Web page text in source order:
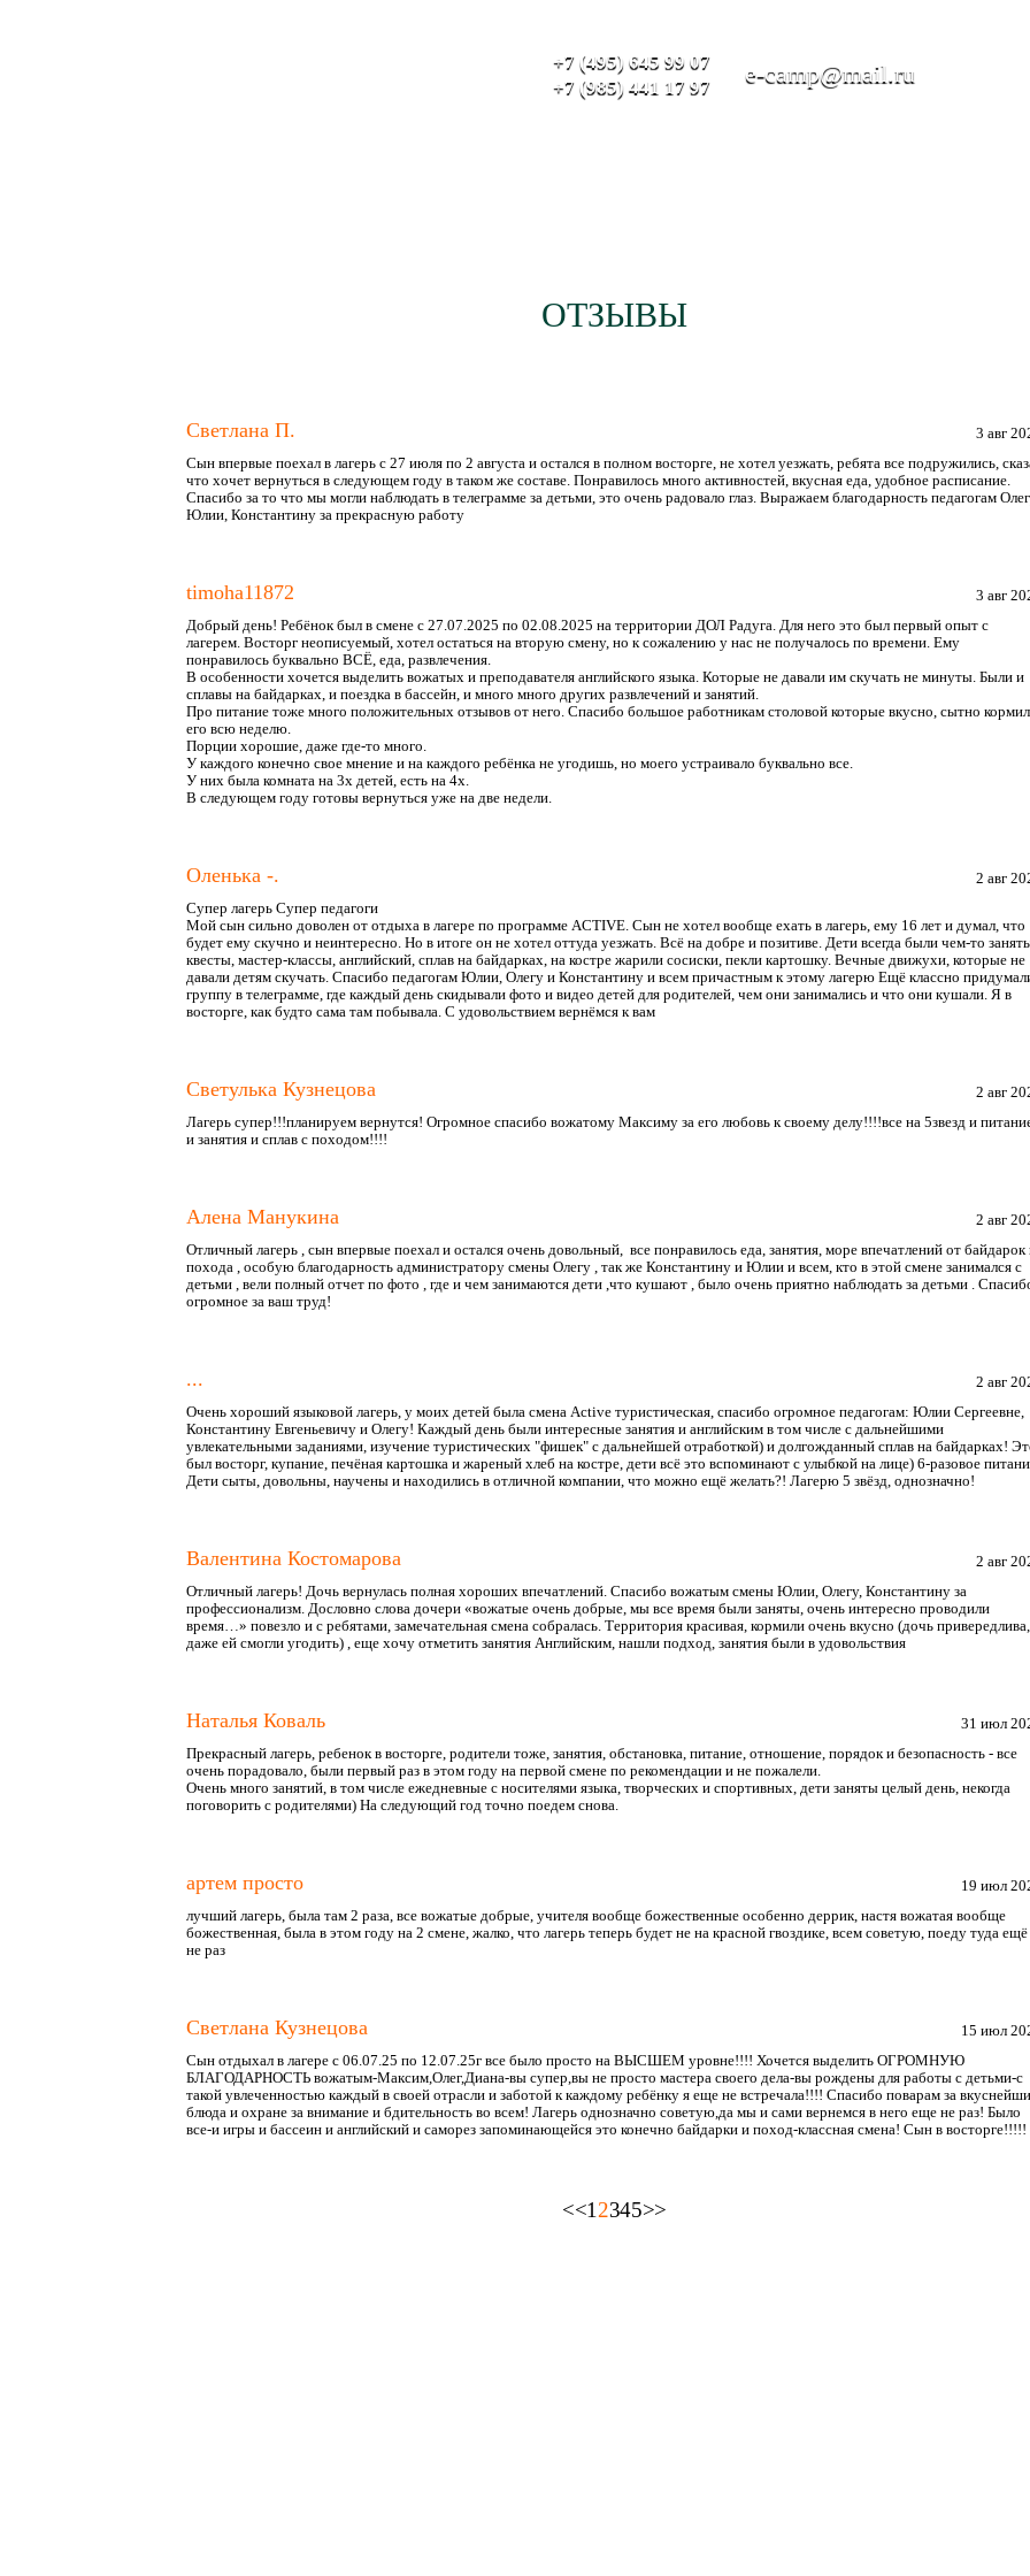
+7 (495) 645 99 07
+7 (985) 441 17 97
e-camp@mail.ru
ОТЗЫВЫ
3 авг
Светлана П.
Сын впервые поехал в лагерь с 27 июля по 2 августа и остался в полном восторге, не хотел уезжать, ребята все подружились,
что хочет вернуться в следующем году в таком же составе. Понравилось много активностей, вкусная еда, удобное расписание.
Спасибо за то что мы могли наблюдать в телеграмме за детьми, это очень радовало глаз. Выражаем благодарность педагогам
Юлии, Константину за прекрасную работу
3 авг
timoha11872
Добрый день! Ребёнок был в смене с 27.07.2025 по 02.08.2025 на территории ДОЛ Радуга. Для него это был первый опыт с
лагерем. Восторг неописуемый, хотел остаться на вторую смену, но к сожалению у нас не получалось по времени. Ему
понравилось буквально ВСЁ, еда, развлечения.
В особенности хочется выделить вожатых и преподавателя английского языка. Которые не давали им скучать не минуты. Были и
сплавы на байдарках, и поездка в бассейн, и много много других развлечений и занятий.
Про питание тоже много положительных отзывов от него. Спасибо большое работникам столовой которые вкусно, сытно
его всю неделю.
Порции хорошие, даже где-то много.
У каждого конечно свое мнение и на каждого ребёнка не угодишь, но моего устраивало буквально все.
У них была комната на 3х детей, есть на 4х.
В следующем году готовы вернуться уже на две недели.
2 авг
Оленька -.
Супер лагерь Супер педагоги
Мой сын сильно доволен от отдыха в лагере по программе ACTIVE. Сын не хотел вообще ехать в лагерь, ему 16 лет и думал, что
будет ему скучно и неинтересно. Но в итоге он не хотел оттуда уезжать. Всё на добре и позитиве. Дети всегда были чем-то
квесты, мастер-классы, английский, сплав на байдарках, на костре жарили сосиски, пекли картошку. Вечные движухи, которые не
давали детям скучать. Спасибо педагогам Юлии, Олегу и Константину и всем причастным к этому лагерю Ещё классно
группу в телеграмме, где каждый день скидывали фото и видео детей для родителей, чем они занимались и что они кушали. Я в
восторге, как будто сама там побывала. С удовольствием вернёмся к вам
2 авг
Светулька Кузнецова
Лагерь супер!!!планируем вернутся! Огромное спасибо вожатому Максиму за его любовь к своему делу!!!!все на 5звезд и
и занятия и сплав с походом!!!!
2 авг
Алена Манукина
Отличный лагерь , сын впервые поехал и остался очень довольный, все понравилось еда, занятия, море впечатлений от байдарок
похода , особую благодарность администратору смены Олегу , так же Константину и Юлии и всем, кто в этой смене занимался с
детьми , вели полный отчет по фото , где и чем занимаются дети ,что кушают , было очень приятно наблюдать за детьми .
огромное за ваш труд!
2 авг
...
Очень хороший языковой лагерь, у моих детей была смена Active туристическая, спасибо огромное педагогам: Юлии Сергеевне,
Константину Евгеньевичу и Олегу! Каждый день были интересные занятия и английским в том числе с дальнейшими
увлекательными заданиями, изучение туристических "фишек" с дальнейшей отработкой) и долгожданный сплав на байдарках!
был восторг, купание, печёная картошка и жареный хлеб на костре, дети всё это вспоминают с улыбкой на лице) 6-разовое
Дети сыты, довольны, научены и находились в отличной компании, что можно ещё желать?! Лагерю 5 звёзд, однозначно!
2 авг
Валентина Костомарова
Отличный лагерь! Дочь вернулась полная хороших впечатлений. Спасибо вожатым смены Юлии, Олегу, Константину за
профессионализм. Дословно слова дочери «вожатые очень добрые, мы все время были заняты, очень интересно проводили
время…» повезло и с ребятами, замечательная смена собралась. Территория красивая, кормили очень вкусно (дочь привередлива,
даже ей смогли угодить) , еще хочу отметить занятия Английским, нашли подход, занятия были в удовольствия
31 июл
Наталья Коваль
Прекрасный лагерь, ребенок в восторге, родители тоже, занятия, обстановка, питание, отношение, порядок и безопасность - все
очень порадовало, были первый раз в этом году на первой смене по рекомендации и не пожалели.
Очень много занятий, в том числе ежедневные с носителями языка, творческих и спортивных, дети заняты целый день, некогда
поговорить с родителями) На следующий год точно поедем снова.
19 июл
артем просто
лучший лагерь, была там 2 раза, все вожатые добрые, учителя вообще божественные особенно деррик, настя вожатая вообще
божественная, была в этом году на 2 смене, жалко, что лагерь теперь будет не на красной гвоздике, всем советую, поеду туда ещё
не раз
15 июл
Светлана Кузнецова
Сын отдыхал в лагере с 06.07.25 по 12.07.25г все было просто на ВЫСШЕМ уровне!!!! Хочется выделить ОГРОМНУЮ
БЛАГОДАРНОСТЬ вожатым-Максим,Олег,Диана-вы супер,вы не просто мастера своего дела-вы рождены для работы с детьми-с
такой увлеченностью каждый в своей отрасли и заботой к каждому ребёнку я еще не встречала!!!! Спасибо поварам за
блюда и охране за внимание и бдительность во всем! Лагерь однозначно советую,да мы и сами вернемся в него еще не раз! Было
все-и игры и бассеин и английский и саморез запоминающейся это конечно байдарки и поход-классная смена! Сын в восторге!!!!!
<<1 2345>>